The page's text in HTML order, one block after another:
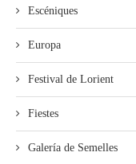
Escéniques
Europa
Festival de Lorient
Fiestes
Galería de Semelles